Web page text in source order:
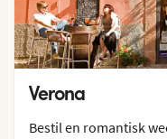
Verona
Bestil en romantisk